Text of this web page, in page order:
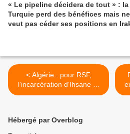
« Le pipeline décidera de tout » : la
Turquie perd des bénéfices mais ne
veut pas céder ses positions en
< Algérie : pour RSF,
l’incarcération d’Ihsane El
Kadi est “désolante et
Hébergé par Overblog